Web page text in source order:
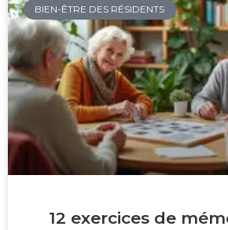
BIEN-ÊTRE DES RÉSIDENTS
12 exercices de